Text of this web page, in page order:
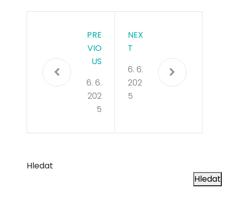
PRE
VIO
US
6. 6.
202
5
NEX
T
6. 6.
202
5
Hledat
Hledat